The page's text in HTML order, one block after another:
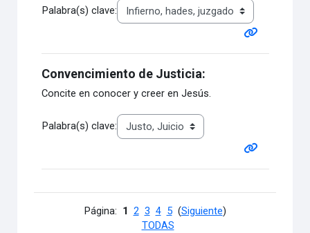
Palabra(s) clave:
Convencimiento de Justicia:
Concite en conocer y creer en Jesús.
Palabra(s) clave:
Página: 1 2 3 4 5(Siguiente)
TODAS